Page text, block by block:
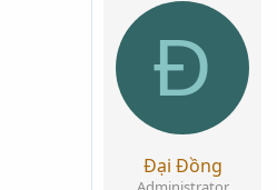
Đ
Đại Đồng